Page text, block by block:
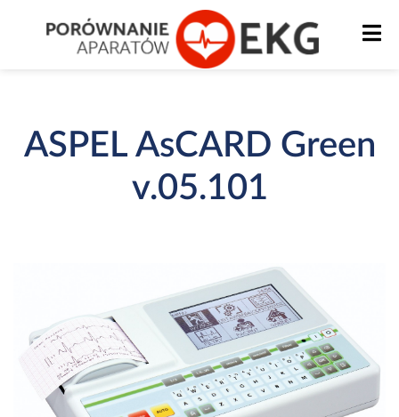
ASPEL AsCARD Green
v.05.101